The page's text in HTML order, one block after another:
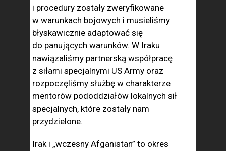
i procedury zostały zweryfikowane
w warunkach bojowych i musieliśmy
błyskawicznie adaptować się
do panujących warunków. W Iraku
nawiązaliśmy partnerską współpracę
z siłami specjalnymi US Army oraz
rozpoczęliśmy służbę w charakterze
mentorów pododdziałów lokalnych sił
specjalnych, które zostały nam
przydzielone.
Irak i „wczesny Afganistan” to okres